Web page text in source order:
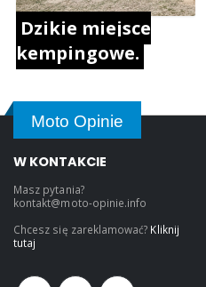
Dzikie miejsce
kempingowe.
Moto Opinie
W KONTAKCIE
Masz pytania?
kontakt@moto-opinie.info
Chcesz się zareklamować? Kliknij
tutaj